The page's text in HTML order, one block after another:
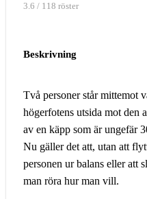
3.6 / 118 röster
Beskrivning
Två personer står mittemot
högerfotens utsida mot den
av en käpp som är ungefär
Nu gäller det att, utan att
personen ur balans eller att
man röra hur man vill.